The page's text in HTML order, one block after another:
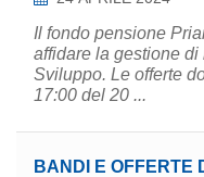
Il fondo pensione
affidare la gestione
Sviluppo. Le offerte dovranno pervenire entro le ore
17:00 del 20 ...
BANDI E OFFERTE